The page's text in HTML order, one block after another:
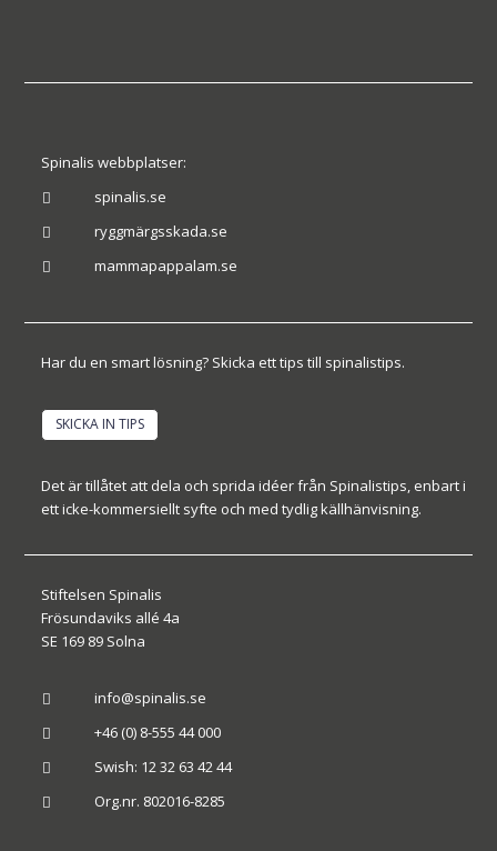
Spinalis webbplatser:
 spinalis.se
 ryggmärgsskada.se
 mammapappalam.se
Har du en smart lösning? Skicka ett tips till spinalistips.
SKICKA IN TIPS
Det är tillåtet att dela och sprida idéer från Spinalistips, enbart i
ett icke-kommersiellt syfte och med tydlig källhänvisning.
Stiftelsen Spinalis
Frösundaviks allé 4a
SE 169 89 Solna
 info@spinalis.se
 +46 (0) 8-555 44 000
 Swish: 12 32 63 42 44
 Org.nr. 802016-8285